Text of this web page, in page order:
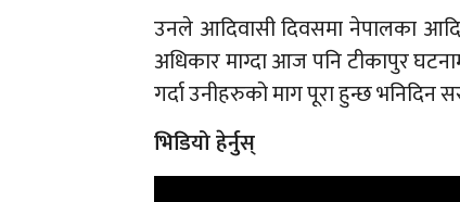
उनले आदिवासी दिवसमा नेपालका
अधिकार माग्दा आज पनि टीकापुर
गर्दा उनीहरुको माग पूरा हुन्छ भनिदिन
भिडियो हेर्नुस्